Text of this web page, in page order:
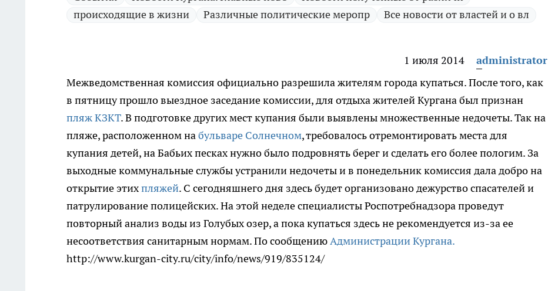
происходящие в жизни
Различные политические меропр Все новости от властей и о вл
1 июля 2014
administrator
Межведомственная комиссия официально разрешила жителям города купаться.После того, как
в пятницу прошло выездное заседание комиссии, для отдыха жителей Кургана был признан
пляж КЗКТ. В подготовке других мест купания были выявлены множественные недочеты. Так на
пляже, расположенном набульваре Солнечном, требовалось отремонтировать места для
купания детей, на Бабьих песках нужно было подровнять берег и сделать его более пологим. За
выходные коммунальные службы устранили недочеты и в понедельник комиссия дала добро на
открытие этихпляжей. С сегодняшнего дня здесь будет организовано дежурство спасателей и
патрулирование полицейских. На этой неделе специалисты Роспотребнадзора проведут
повторный анализ воды из Голубых озер, а пока купаться здесь не рекомендуется из-за ее
несоответствия санитарным нормам. По сообщениюАдминистрации Кургана.
http://www.kurgan-city.ru/city/info/news/919/835124/